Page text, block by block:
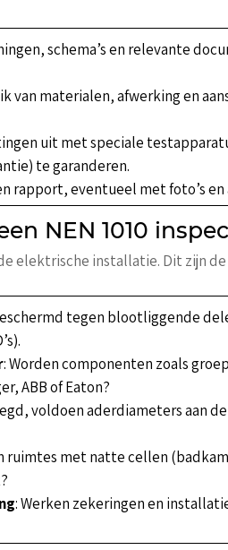
schema’s en relevante
van materialen, afwerking en
uit met speciale
te garanderen.
rapport, eventueel met foto’s
NEN 1010
elektrische installatie. Dit zijn
tegen blootliggende
: Worden componenten zoals
ABB of Eaton?
voldoen aderdiameters aan
ruimtes met natte cellen
: Werken zekeringen en